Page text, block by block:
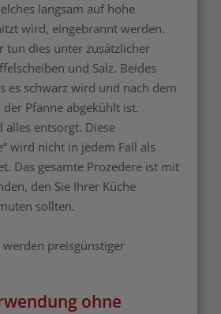
langsam auf hohe
wird, eingebrannt werden.
tun dies unter zusätzlicher
und Salz. Beides
es schwarz wird und nach dem
Pfanne abgekühlt ist.
alles entsorgt. Diese
wird nicht in jedem Fall als
Das gesamte Prozedere ist mit
den Sie Ihrer Küche
sollten.
preisgünstiger
ohne